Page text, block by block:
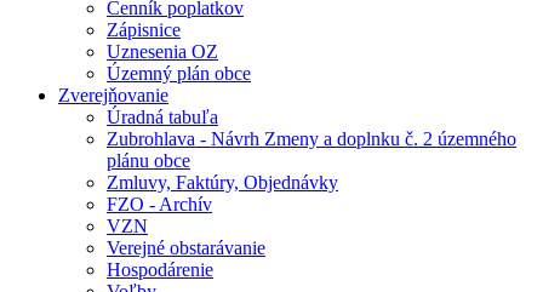
Cenník poplatkov
Zápisnice
Uznesenia OZ
Územný plán obce
Zverejňovanie
Úradná tabuľa
Zubrohlava - Návrh Zmeny a doplnku č. 2 územného
plánu obce
Zmluvy, Faktúry, Objednávky
FZO - Archív
VZN
Verejné obstarávanie
Hospodárenie